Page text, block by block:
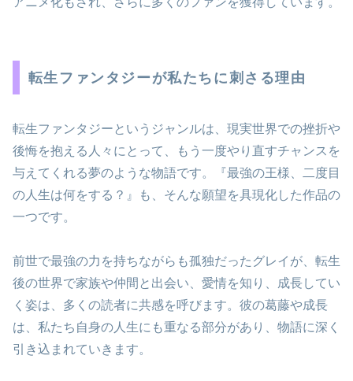
転生ファンタジーが私たちに刺さる理由
転生ファンタジーというジャンルは、現実世界での挫折や
後悔を抱える人々にとって、もう一度やり直すチャンスを
与えてくれる夢のような物語です。『最強の王様、二度目
の人生は何をする？』も、そんな願望を具現化した作品の
一つです。
前世で最強の力を持ちながらも孤独だったグレイが、転生
後の世界で家族や仲間と出会い、愛情を知り、成長してい
く姿は、多くの読者に共感を呼びます。彼の葛藤や成長
は、私たち自身の人生にも重なる部分があり、物語に深く
引き込まれていきます。